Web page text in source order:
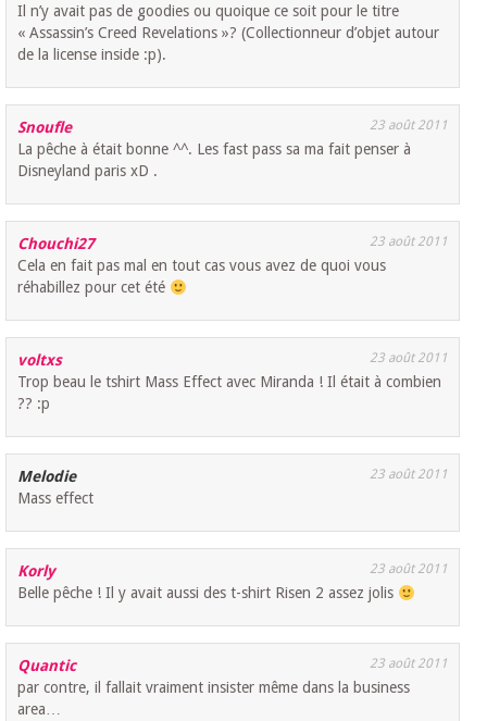
Il n’y avait pas de goodies ou quoique ce soit pour le titre
« Assassin’s Creed Revelations »? (Collectionneur d’objet autour
de la license inside :p).
Snoufle 23 août 2011
La pêche à était bonne ^^. Les fast pass sa ma fait penser à
Disneyland paris xD .
Chouchi27 23 août 2011
Cela en fait pas mal en tout cas vous avez de quoi vous
réhabillez pour cet été
voltxs 23 août 2011
Trop beau le tshirt Mass Effect avec Miranda ! Il était à combien
?? :p
Melodie 23 août 2011
Mass effect
Korly 23 août 2011
Belle pêche ! Il y avait aussi des t-shirt Risen 2 assez jolis
Quantic 23 août 2011
par contre, il fallait vraiment insister même dans la business
area…